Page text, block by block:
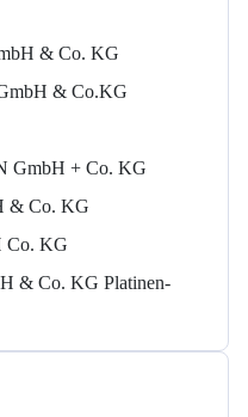
& Co. KG
& Co.KG
GmbH + Co. KG
& Co. KG
Co. KG
& Co. KG Platinen-